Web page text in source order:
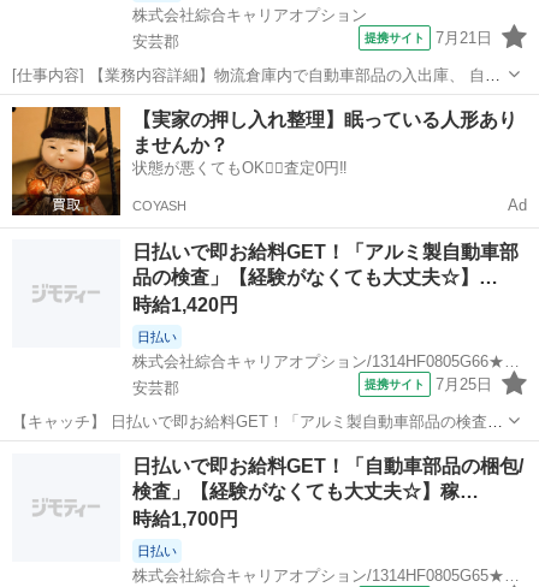
株式会社綜合キャリアオプション
安芸郡
提携サイト 7月21日
[仕事内容] 【業務内容詳細】物流倉庫内で自動車部品の入出庫、 自動
車部品の仕訳・検収、 空箱整理、 目視検査、 梱包、 部品の運搬作
業。 丁寧な研修あります。 充実施設があるので休憩時間も安心、 ゆ
っくり休憩できる。 【取...
広島 安芸郡 仕分け
【実家の押し入れ整理】眠っている人形あり
ませんか？
状態が悪くてもOK🙆‍♀️査定0円‼️
COYASH Ad
日払いで即お給料GET！「アルミ製自動車部
品の検査」【経験がなくても大丈夫☆】…
時給1,420円
日払い
株式会社綜合キャリアオプション/1314HF0805G66★77-S
安芸郡
提携サイト 7月25日
【キャッチ】 日払いで即お給料GET！「アルミ製自動車部品の検査」
【経験がなくても大丈夫☆】高収入ワーク！残業もあるのでガッツリ
稼げます！高時給1420円！ 【コメント】 製造のお仕事をお探しの方
必見！ 「経験ないけど大...
安芸郡 仕分け
日払いで即お給料GET！「自動車部品の梱包/
検査」【経験がなくても大丈夫☆】稼…
時給1,700円
日払い